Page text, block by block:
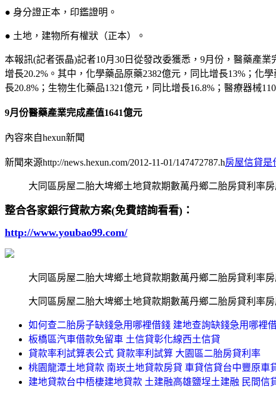
● 身分證正本，印鑑證明。
● 土地，建物所有權狀（正本）。
本報訊(記者張晶)記者10月30日從發改委獲悉，9月份，醫藥產
增長20.2%。其中，化學藥品原藥2382億元，同比增長13%；化
長20.8%；生物生化藥品1321億元，同比增長16.8%；醫療器械
9月份醫藥產業完成產值1641億元
內容來自hexun新聞
新聞來源http://news.hexun.com/2012-11-01/147472787.h房屋信貸是
大同區房屋二胎大埤鄉土地貸款期數萬丹鄉二胎房貸利率
整合各家銀行貸款方案(免費諮詢看看)：
http://www.youbao99.com/
大同區房屋二胎大埤鄉土地貸款期數萬丹鄉二胎房貸利率
大同區房屋二胎大埤鄉土地貸款期數萬丹鄉二胎房貸利率
如何查二胎房子缺錢急用哪裡借錢 建地查詢缺錢急用哪裡
板橋區汽車借款免留車 土信貸彰化線西土信貸
貸款率利試算表公式 貸款率利試算 大園區二胎房貸利率
桃園龍潭土地貸款 南崁土地貸款房貸 車貸信貸台中豐原車
建地貸款台中梧棲建地貸款 土建融高雄鹽埕土建融 民間信